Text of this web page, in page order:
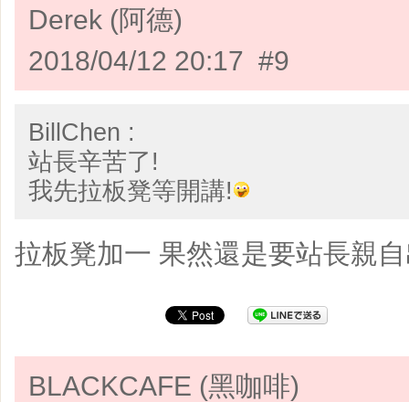
Derek (阿德)
2018/04/12 20:17 #9
BillChen :
站長辛苦了!
我先拉板凳等開講!
拉板凳加一 果然還是要站長親
BLACKCAFE (黑咖啡)